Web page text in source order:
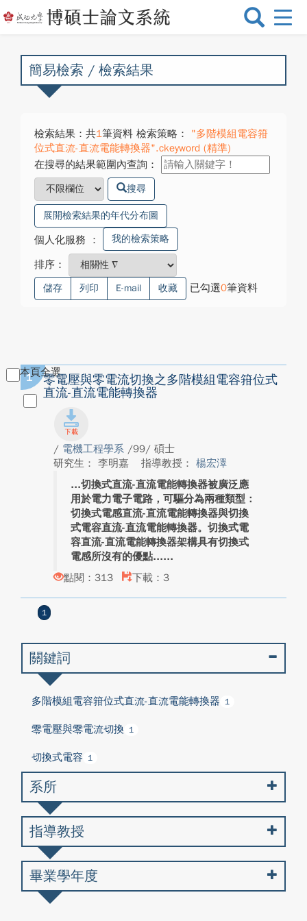
選
換
簡易檢索 / 檢索結果
檢索結果：共1筆資料 檢索策略：
"多階模組電容箝
位式直流-直流電能轉換器".ckeyword (精準)
在搜尋的結果範圍內查詢：
搜尋
展開檢索結果的年代分布圖
個人化服務 ： 我的檢索策略
排序：
儲存 列印 E-mail 收藏 已勾選0筆資料
本頁全選
1
零電壓與零電流切換之多階模組電容箝位式
直流-直流電能轉換器
/ 電機工程學系 /99/ 碩士
研究生： 李明嘉
指導教授： 楊宏澤
切換式直流-直流電能轉換器被廣泛應
用於電力電子電路，可驅分為兩種類型：
切換式電感直流-直流電能轉換器與切換
式電容直流-直流電能轉換器。切換式電
容直流-直流電能轉換器架構具有切換式
電感所沒有的優點...
點閱：313
下載：3
1
關鍵詞
多階模組電容箝位式直流-直流電能轉換器 1
零電壓與零電流切換 1
切換式電容 1
系所
指導教授
畢業學年度